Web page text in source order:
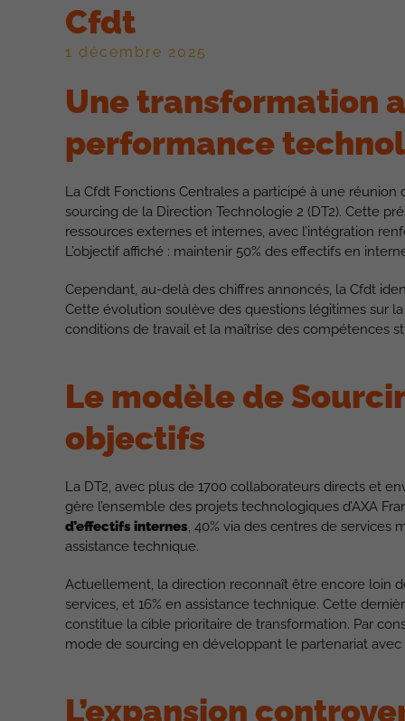
Cfdt
1 décembre 2025
Une transformation
performance
La Cfdt Fonctions Centrales a participé à une
sourcing de la Direction Technologie 2 (DT2). Cette
ressources externes et internes, avec l’intégration
L’objectif affiché : maintenir 50% des effectifs en
Cependant, au-delà des chiffres annoncés, la Cfdt
Cette évolution soulève des questions légitimes sur
conditions de travail et la maîtrise des compétences
Le modèle de
objectifs
La DT2, avec plus de 1700 collaborateurs directs et
gère l’ensemble des projets technologiques d’AXA
d’effectifs internes, 40% via des centres de services
assistance technique.
Actuellement, la direction reconnaît être encore loin
services, et 16% en assistance technique. Cette
constitue la cible prioritaire de transformation. Par
mode de sourcing en développant le partenariat avec
L’expansion